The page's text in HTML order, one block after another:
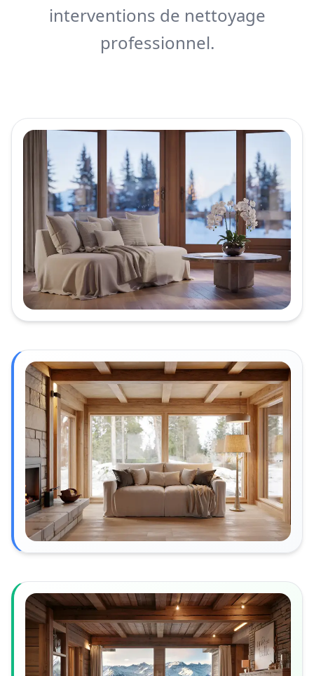
interventions de nettoyage
professionnel.